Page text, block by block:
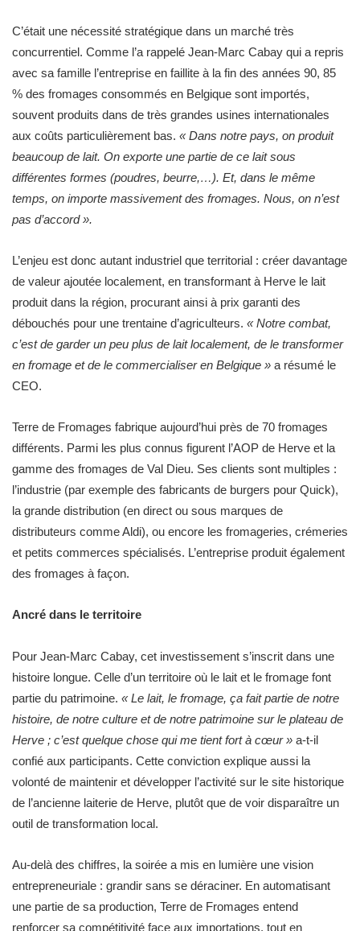
C’était une nécessité stratégique dans un marché très
concurrentiel. Comme l’a rappelé Jean-Marc Cabay qui a repris
avec sa famille l’entreprise en faillite à la fin des années 90, 85
% des fromages consommés en Belgique sont importés,
souvent produits dans de très grandes usines internationales
aux coûts particulièrement bas. « Dans notre pays, on produit
beaucoup de lait. On exporte une partie de ce lait sous
différentes formes (poudres, beurre,…). Et, dans le même
temps, on importe massivement des fromages. Nous, on n’est
pas d’accord ».
L’enjeu est donc autant industriel que territorial : créer davantage
de valeur ajoutée localement, en transformant à Herve le lait
produit dans la région, procurant ainsi à prix garanti des
débouchés pour une trentaine d’agriculteurs. « Notre combat,
c’est de garder un peu plus de lait localement, de le transformer
en fromage et de le commercialiser en Belgique » a résumé le
CEO.
Terre de Fromages fabrique aujourd’hui près de 70 fromages
différents. Parmi les plus connus figurent l’AOP de Herve et la
gamme des fromages de Val Dieu. Ses clients sont multiples :
l’industrie (par exemple des fabricants de burgers pour Quick),
la grande distribution (en direct ou sous marques de
distributeurs comme Aldi), ou encore les fromageries, crémeries
et petits commerces spécialisés. L’entreprise produit également
des fromages à façon.
Ancré dans le territoire
Pour Jean-Marc Cabay, cet investissement s’inscrit dans une
histoire longue. Celle d’un territoire où le lait et le fromage font
partie du patrimoine. « Le lait, le fromage, ça fait partie de notre
histoire, de notre culture et de notre patrimoine sur le plateau de
Herve ; c’est quelque chose qui me tient fort à cœur » a-t-il
confié aux participants. Cette conviction explique aussi la
volonté de maintenir et développer l’activité sur le site historique
de l’ancienne laiterie de Herve, plutôt que de voir disparaître un
outil de transformation local.
Au-delà des chiffres, la soirée a mis en lumière une vision
entrepreneuriale : grandir sans se déraciner. En automatisant
une partie de sa production, Terre de Fromages entend
renforcer sa compétitivité face aux importations, tout en